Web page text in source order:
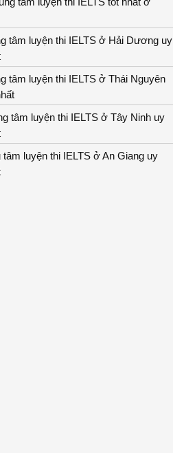
tâm luyện thi IELTS ở Hải Dương uy
tâm luyện thi IELTS ở Thái Nguyên
tâm luyện thi IELTS ở Tây Ninh uy
tâm luyện thi IELTS ở An Giang uy